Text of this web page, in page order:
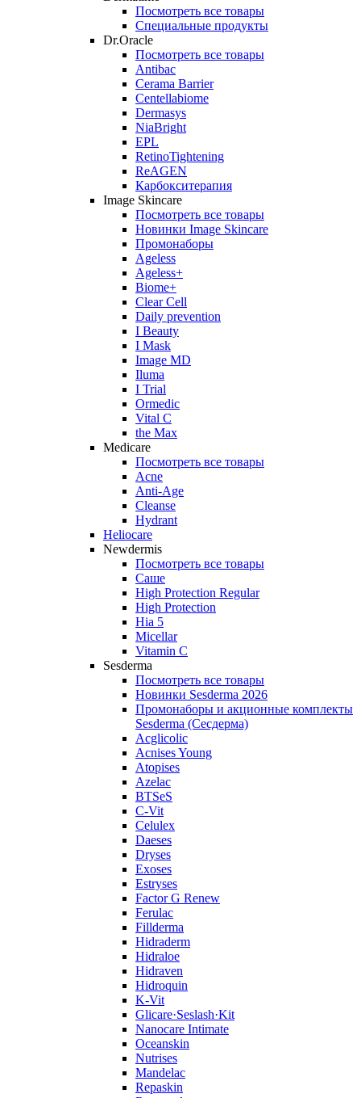
Посмотреть все товары
Специальные продукты
Dr.Oracle
Посмотреть все товары
Antibac
Cerama Barrier
Centellabiome
Dermasys
NiaBright
EPL
RetinoTightening
ReAGEN
Карбокситерапия
Image Skincare
Посмотреть все товары
Новинки Image Skincare
Промонаборы
Ageless
Ageless+
Biome+
Clear Cell
Daily prevention
I Beauty
I Mask
Image MD
Iluma
I Trial
Ormedic
Vital C
the Max
Medicare
Посмотреть все товары
Acne
Anti‑Age
Cleanse
Hydrant
Heliocare
Newdermis
Посмотреть все товары
Саше
High Protection Regular
High Protection
Hia 5
Micellar
Vitamin C
Sesderma
Посмотреть все товары
Новинки Sesderma 2026
Промонаборы и акционные комплекты
Sesderma (Сесдерма)
Acglicolic
Acnises Young
Atopises
Azelac
BTSeS
C‑Vit
Celulex
Daeses
Dryses
Exoses
Estryses
Factor G Renew
Ferulac
Fillderma
Hidraderm
Hidraloe
Hidraven
Hidroquin
K-Vit
Glicare·Seslash·Kit
Nanocare Intimate
Oceanskin
Nutrises
Mandelac
Repaskin